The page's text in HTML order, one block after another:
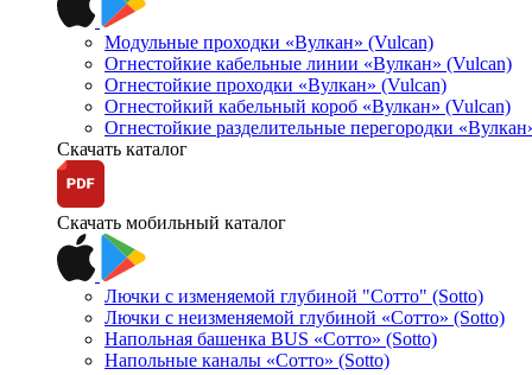
Модульные проходки «Вулкан» (Vulcan)
Огнестойкие кабельные линии «Вулкан» (Vulcan)
Огнестойкие проходки «Вулкан» (Vulcan)
Огнестойкий кабельный короб «Вулкан» (Vulcan)
Огнестойкие разделительные перегородки
Скачать каталог
Скачать мобильный каталог
Лючки с изменяемой глубиной "Сотто" (Sotto)
Лючки с неизменяемой глубиной «Сотто» (Sotto)
Напольная башенка BUS «Сотто» (Sotto)
Напольные каналы «Сотто» (Sotto)